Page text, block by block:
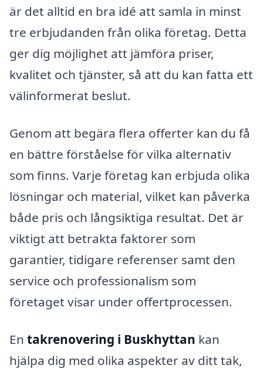
är det alltid en bra idé att samla in minst
tre erbjudanden från olika företag. Detta
ger dig möjlighet att jämföra priser,
kvalitet och tjänster, så att du kan fatta ett
välinformerat beslut.
Genom att begära flera offerter kan du få
en bättre förståelse för vilka alternativ
som finns. Varje företag kan erbjuda olika
lösningar och material, vilket kan påverka
både pris och långsiktiga resultat. Det är
viktigt att betrakta faktorer som
garantier, tidigare referenser samt den
service och professionalism som
företaget visar under offertprocessen.
En takrenovering i Buskhyttan kan
hjälpa dig med olika aspekter av ditt tak,